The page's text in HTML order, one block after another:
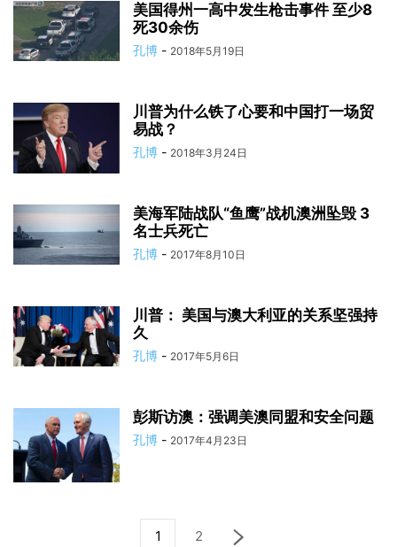
美国得州一高中发生枪击事件 至少8
死30余伤
孔博 - 2018年5月19日
川普为什么铁了心要和中国打一场贸
易战？
孔博 - 2018年3月24日
美海军陆战队“鱼鹰”战机澳洲坠毁 3
名士兵死亡
孔博 - 2017年8月10日
川普： 美国与澳大利亚的关系坚强持
久
孔博 - 2017年5月6日
彭斯访澳：强调美澳同盟和安全问题
孔博 - 2017年4月23日
1 2